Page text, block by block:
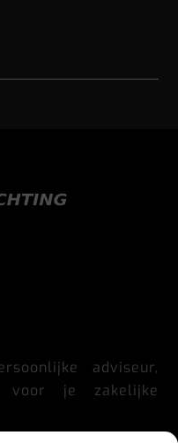
adviseur,
voor je zakelijke